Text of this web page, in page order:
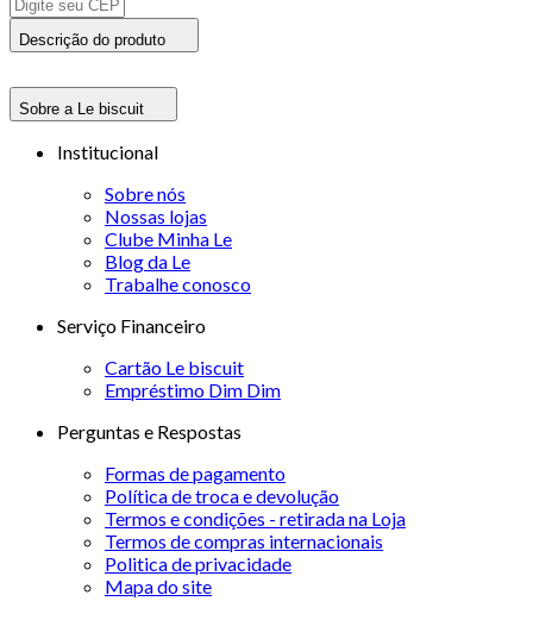
Descrição do produto
Sobre a Le biscuit
Institucional
Sobre nós
Nossas lojas
Clube Minha Le
Blog da Le
Trabalhe conosco
Serviço Financeiro
Cartão Le biscuit
Empréstimo Dim Dim
Perguntas e Respostas
Formas de pagamento
Política de troca e devolução
Termos e condições - retirada na Loja
Termos de compras internacionais
Politica de privacidade
Mapa do site